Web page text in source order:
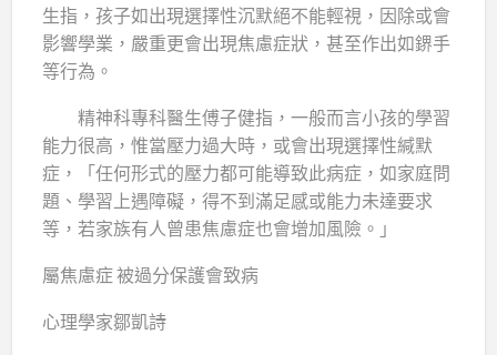
Anita當刻心情低落，甚至埋怨︰「為何是我？」不
過，個性樂觀的她，３天後已醒過來，積極面對。她
一直喜歡小朋友，充滿耐性，明白每個孩子不一樣，
丈夫為兒子改花名是「小暴龍」，他沒有語言能力，
經常以哭鬧表達情緒，加上自閉孩子有固執個性，像
是平日外出行走的路線不一樣，他會不接受，可以哭
生指，孩子如出現選擇性沉默絕不能輕視，因除或會
影響學業，嚴重更會出現焦慮症狀，甚至作出如鎅手
等行為。
精神科專科醫生傅子健指，一般而言小孩的學習
能力很高，惟當壓力過大時，或會出現選擇性緘默
症，「任何形式的壓力都可能導致此病症，如家庭問
題、學習上遇障礙，得不到滿足感或能力未達要求
等，若家族有人曾患焦慮症也會增加風險。」
屬焦慮症 被過分保護會致病
心理學家鄒凱詩